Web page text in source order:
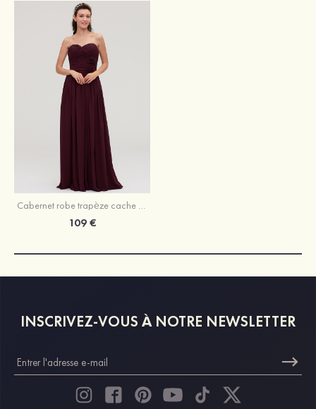
Cabernet robe trapèze cache coeur mousseline ras du sol robe de demoiselle d'honneur
109 €
INSCRIVEZ-VOUS À NOTRE NEWSLETTER